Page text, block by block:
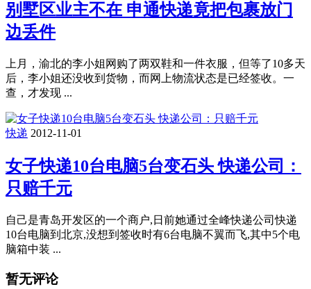
别墅区业主不在 申通快递竟把包裹放门
边丢件
上月，渝北的李小姐网购了两双鞋和一件衣服，但等了10多天
后，李小姐还没收到货物，而网上物流状态是已经签收。一
查，才发现 ...
快递 2012-11-01
女子快递10台电脑5台变石头 快递公司：
只赔千元
自己是青岛开发区的一个商户,日前她通过全峰快递公司快递
10台电脑到北京,没想到签收时有6台电脑不翼而飞,其中5个电
脑箱中装 ...
暂无评论